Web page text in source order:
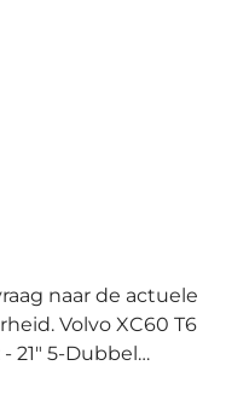
naar de actuele
T6
met 255/40 R21